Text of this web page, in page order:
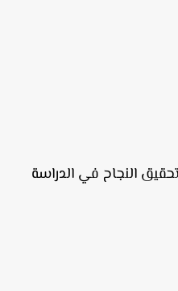
النجاح في الدراسة